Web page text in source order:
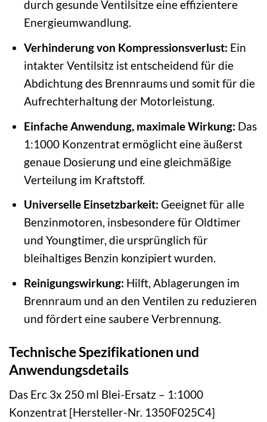
durch gesunde Ventilsitze eine effizientere
Energieumwandlung.
Verhinderung von Kompressionsverlust: Ein
intakter Ventilsitz ist entscheidend für die
Abdichtung des Brennraums und somit für die
Aufrechterhaltung der Motorleistung.
Einfache Anwendung, maximale Wirkung: Das
1:1000 Konzentrat ermöglicht eine äußerst
genaue Dosierung und eine gleichmäßige
Verteilung im Kraftstoff.
Universelle Einsetzbarkeit: Geeignet für alle
Benzinmotoren, insbesondere für Oldtimer
und Youngtimer, die ursprünglich für
bleihaltiges Benzin konzipiert wurden.
Reinigungswirkung: Hilft, Ablagerungen im
Brennraum und an den Ventilen zu reduzieren
und fördert eine saubere Verbrennung.
Technische Spezifikationen und
Anwendungsdetails
Das Erc 3x 250 ml Blei-Ersatz – 1:1000
Konzentrat [Hersteller-Nr. 1350F025C4]